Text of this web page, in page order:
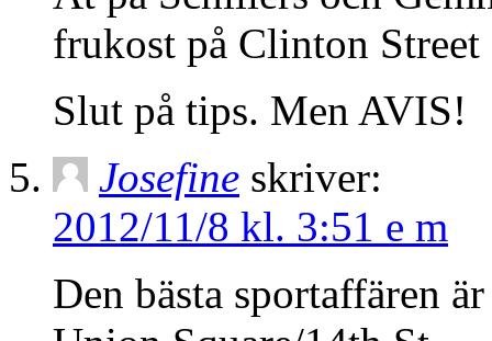
frukost på Clinton Street
Slut på tips. Men AVIS!
Josefine skriver:
2012/11/8 kl. 3:51 e m
Den bästa sportaffären